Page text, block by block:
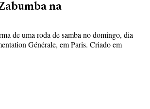
na
de uma roda de samba no domingo, dia
Générale, em Paris. Criado em